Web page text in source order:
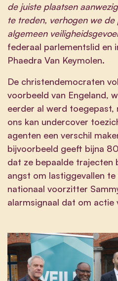
de juiste plaatsen
te treden, verhogen we de
algemeen
federaal parlementslid en
Phaedra Van Keymolen.
De christendemocraten
voorbeeld van Engeland,
eerder al werd toegepast,
ons kan undercover
agenten een verschil
bijvoorbeeld geeft bijna
dat ze bepaalde trajecten
angst om lastiggevallen
nationaal voorzitter
alarmsignaal dat om actie